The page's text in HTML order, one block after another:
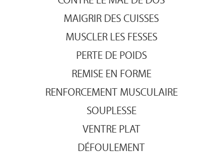
MAIGRIR DES CUISSES
MUSCLER LES FESSES
PERTE DE POIDS
REMISE EN FORME
RENFORCEMENT MUSCULAIRE
SOUPLESSE
VENTRE PLAT
DÉFOULEMENT